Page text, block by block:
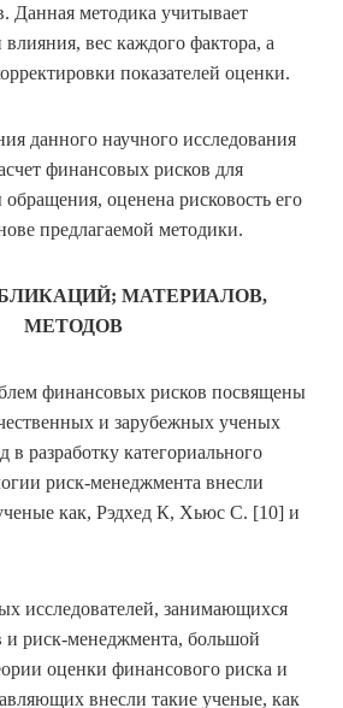
Данная методика учитывает
вес каждого фактора, а
показателей оценки.
данного научного исследования
финансовых рисков для
оценена рисковость его
предлагаемой методики.
МАТЕРИАЛОВ,
МЕТОДОВ
финансовых рисков посвящены
и зарубежных ученых
в разработку категориального
риск-менеджмента внесли
как, Рэдхед К, Хьюс С. [10] и
исследователей, занимающихся
и риск-менеджмента, большой
оценки финансового риска и
внесли такие ученые, как